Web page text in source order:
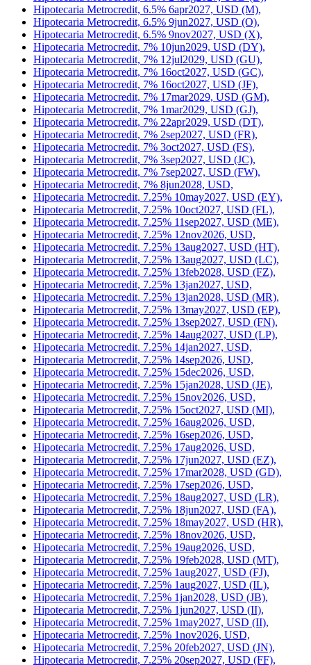
Hipotecaria Metrocredit, 10% 24aug2027, USD (AX,
Structured),
Hipotecaria Metrocredit, 5.25% 5feb2028, USD (FU),
Hipotecaria Metrocredit, 6.5% 24aug2027, USD (B),
Hipotecaria Metrocredit, 6.5% 6apr2027, USD (M),
Hipotecaria Metrocredit, 6.5% 9jun2027, USD (O),
Hipotecaria Metrocredit, 6.5% 9nov2027, USD (X),
Hipotecaria Metrocredit, 7% 10jun2029, USD (DY),
Hipotecaria Metrocredit, 7% 12jul2029, USD (GU),
Hipotecaria Metrocredit, 7% 16oct2027, USD (GC),
Hipotecaria Metrocredit, 7% 16oct2027, USD (JF),
Hipotecaria Metrocredit, 7% 17mar2029, USD (GM),
Hipotecaria Metrocredit, 7% 1mar2029, USD (GJ),
Hipotecaria Metrocredit, 7% 22apr2029, USD (DT),
Hipotecaria Metrocredit, 7% 2sep2027, USD (FR),
Hipotecaria Metrocredit, 7% 3oct2027, USD (FS),
Hipotecaria Metrocredit, 7% 3sep2027, USD (JC),
Hipotecaria Metrocredit, 7% 7sep2027, USD (FW),
Hipotecaria Metrocredit, 7% 8jun2028, USD,
Hipotecaria Metrocredit, 7.25% 10may2027, USD (EY),
Hipotecaria Metrocredit, 7.25% 10oct2027, USD (FL),
Hipotecaria Metrocredit, 7.25% 11sep2027, USD (ME),
Hipotecaria Metrocredit, 7.25% 12nov2026, USD,
Hipotecaria Metrocredit, 7.25% 13aug2027, USD (HT),
Hipotecaria Metrocredit, 7.25% 13aug2027, USD (LC),
Hipotecaria Metrocredit, 7.25% 13feb2028, USD (FZ),
Hipotecaria Metrocredit, 7.25% 13jan2027, USD,
Hipotecaria Metrocredit, 7.25% 13jan2028, USD (MR),
Hipotecaria Metrocredit, 7.25% 13may2027, USD (EP),
Hipotecaria Metrocredit, 7.25% 13sep2027, USD (FN),
Hipotecaria Metrocredit, 7.25% 14aug2027, USD (LP),
Hipotecaria Metrocredit, 7.25% 14jan2027, USD,
Hipotecaria Metrocredit, 7.25% 14sep2026, USD,
Hipotecaria Metrocredit, 7.25% 15dec2026, USD,
Hipotecaria Metrocredit, 7.25% 15jan2028, USD (JE),
Hipotecaria Metrocredit, 7.25% 15nov2026, USD,
Hipotecaria Metrocredit, 7.25% 15oct2027, USD (MI),
Hipotecaria Metrocredit, 7.25% 16aug2026, USD,
Hipotecaria Metrocredit, 7.25% 16sep2026, USD,
Hipotecaria Metrocredit, 7.25% 17aug2026, USD,
Hipotecaria Metrocredit, 7.25% 17jun2027, USD (EZ),
Hipotecaria Metrocredit, 7.25% 17mar2028, USD (GD),
Hipotecaria Metrocredit, 7.25% 17sep2026, USD,
Hipotecaria Metrocredit, 7.25% 18aug2027, USD (LR),
Hipotecaria Metrocredit, 7.25% 18jun2027, USD (FA),
Hipotecaria Metrocredit, 7.25% 18may2027, USD (HR),
Hipotecaria Metrocredit, 7.25% 18nov2026, USD,
Hipotecaria Metrocredit, 7.25% 19aug2026, USD,
Hipotecaria Metrocredit, 7.25% 19feb2028, USD (MT),
Hipotecaria Metrocredit, 7.25% 1aug2027, USD (FJ),
Hipotecaria Metrocredit, 7.25% 1aug2027, USD (IL),
Hipotecaria Metrocredit, 7.25% 1jan2028, USD (JB),
Hipotecaria Metrocredit, 7.25% 1jun2027, USD (II),